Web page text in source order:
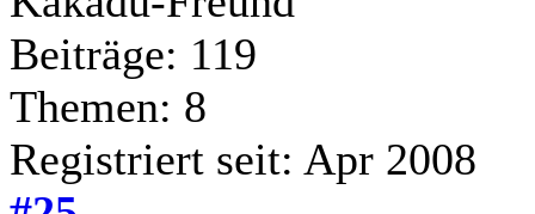
Beiträge: 119
Themen: 8
Registriert seit: Apr 2008